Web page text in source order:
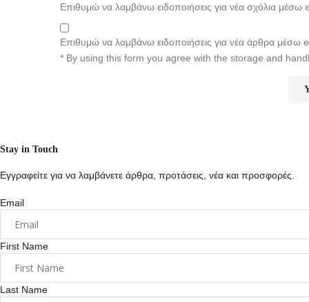
Επιθυμώ να λαμβάνω ειδοποιήσεις για νέα σχόλια μέσω
Επιθυμώ να λαμβάνω ειδοποιήσεις για νέα άρθρα μέσω
* By using this form you agree with the storage and
Stay in Touch
Εγγραφείτε για να λαμβάνετε άρθρα, προτάσεις, νέα και προσφορές.
Email
First Name
Last Name